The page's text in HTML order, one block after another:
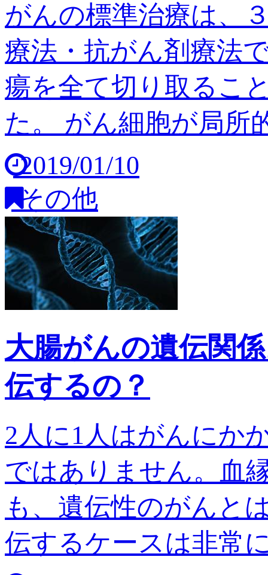
がんの標準治療は、
療法・抗がん剤療法
瘍を全て切り取るこ
た。 がん細胞が局所
2019/01/10
その他
大腸がんの遺伝関
伝するの？
2人に1人はがんにか
ではありません。血
も、遺伝性のがんと
伝するケースは非常